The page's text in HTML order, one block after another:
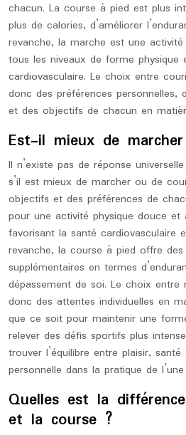
chacun. La course à pied est plus
plus de calories, d’améliorer
revanche, la marche est une
tous les niveaux de forme physique
cardiovasculaire. Le choix entre
donc des préférences personnelles,
et des objectifs de chacun en
Est-il mieux de
Il n’existe pas de réponse
s’il est mieux de marcher ou de
objectifs et des préférences de
pour une activité physique douce et
favorisant la santé cardiovasculaire
revanche, la course à pied offre des
supplémentaires en termes
dépassement de soi. Le choix
donc des attentes individuelles en
que ce soit pour maintenir une
relever des défis sportifs plus
trouver l’équilibre entre plaisir,
personnelle dans la pratique de
Quelles est la
et la course ?